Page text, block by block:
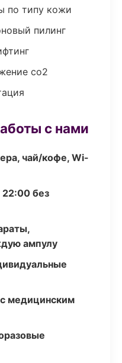
по типу кожи
пилинг
co2
с нами
чай/кофе, Wi-
без
ампулу
медицинским